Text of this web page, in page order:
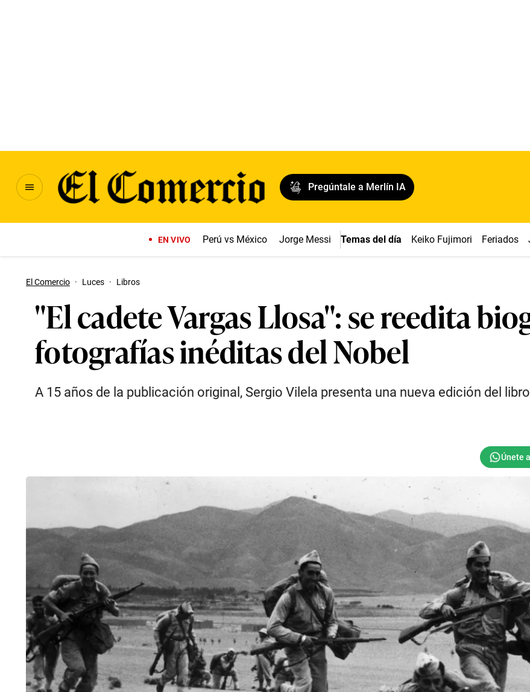
Pregúntale a Merlín IA
EN VIVO Perú vs México Jorge Messi Temas del día Keiko Fujimori Feriados
El Comercio · Luces · Libros
"El cadete Vargas Llosa": se reedita
fotografías inéditas del Nobel
A 15 años de la publicación original, Sergio Vilela presenta una nueva edición del